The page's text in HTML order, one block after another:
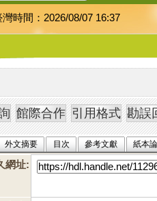
時間：2026/08/07 16:37
外文摘要 目次 參考文獻 紙本
網址: